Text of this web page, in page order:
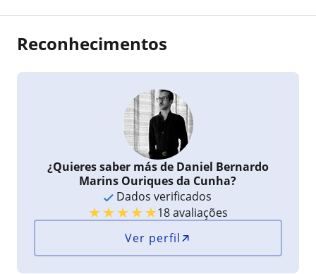
Reconhecimentos
¿Quieres saber más de Daniel Bernardo
Marins Ouriques da Cunha?
Dados verificados
★★★★★18 avaliações
Ver perfil